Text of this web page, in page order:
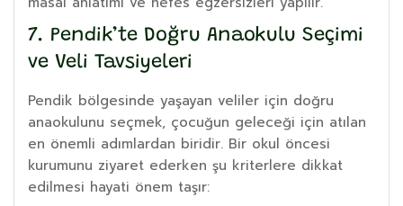
7. Pendik’te Doğru Anaokulu Seçimi
ve Veli Tavsiyeleri
Pendik bölgesinde yaşayan veliler için doğru
anaokulunu seçmek, çocuğun geleceği için atılan
en önemli adımlardan biridir. Bir okul öncesi
kurumunu ziyaret ederken şu kriterlere dikkat
edilmesi hayati önem taşır: